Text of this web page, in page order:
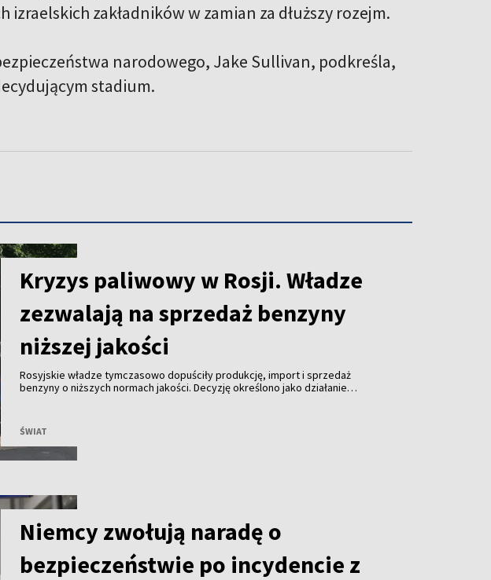
zakładników w zamian za dłuższy rozejm.
narodowego, Jake Sullivan, podkreśla,
stadium.
Kryzys paliwowy w Rosji. Władze
zezwalają na sprzedaż benzyny
niższej jakości
Rosyjskie władze tymczasowo dopuściły produkcję, import i sprzedaż
benzyny o niższych normach jakości. Decyzję określono jako działanie
ŚWIAT
Niemcy zwołują naradę o
bezpieczeństwie po incydencie z